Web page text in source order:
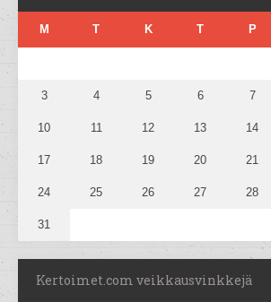
M T K T P
3 4 5 6 7
10 11 12 13 14
17 18 19 20 21
24 25 26 27 28
31
Kertoimet.com veikkausvinkkejä